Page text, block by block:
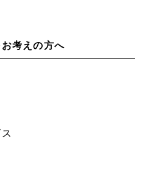
考えの方へ